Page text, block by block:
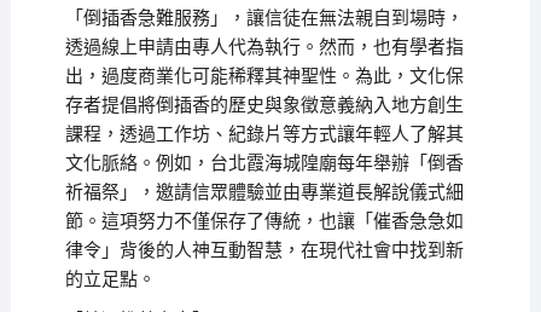
「倒插香急難服務」，讓信徒在無法親自到場時，
透過線上申請由專人代為執行。然而，也有學者指
出，過度商業化可能稀釋其神聖性。為此，文化保
存者提倡將倒插香的歷史與象徵意義納入地方創生
課程，透過工作坊、紀錄片等方式讓年輕人了解其
文化脈絡。例如，台北霞海城隍廟每年舉辦「倒香
祈福祭」，邀請信眾體驗並由專業道長解說儀式細
節。這項努力不僅保存了傳統，也讓「催香急急如
律令」背後的人神互動智慧，在現代社會中找到新
的立足點。